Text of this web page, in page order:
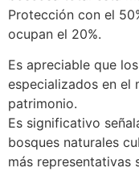
Protección con el
ocupan el 20%.
Es apreciable que
especializados en el
patrimonio.
Es significativo
bosques naturales
más representativas